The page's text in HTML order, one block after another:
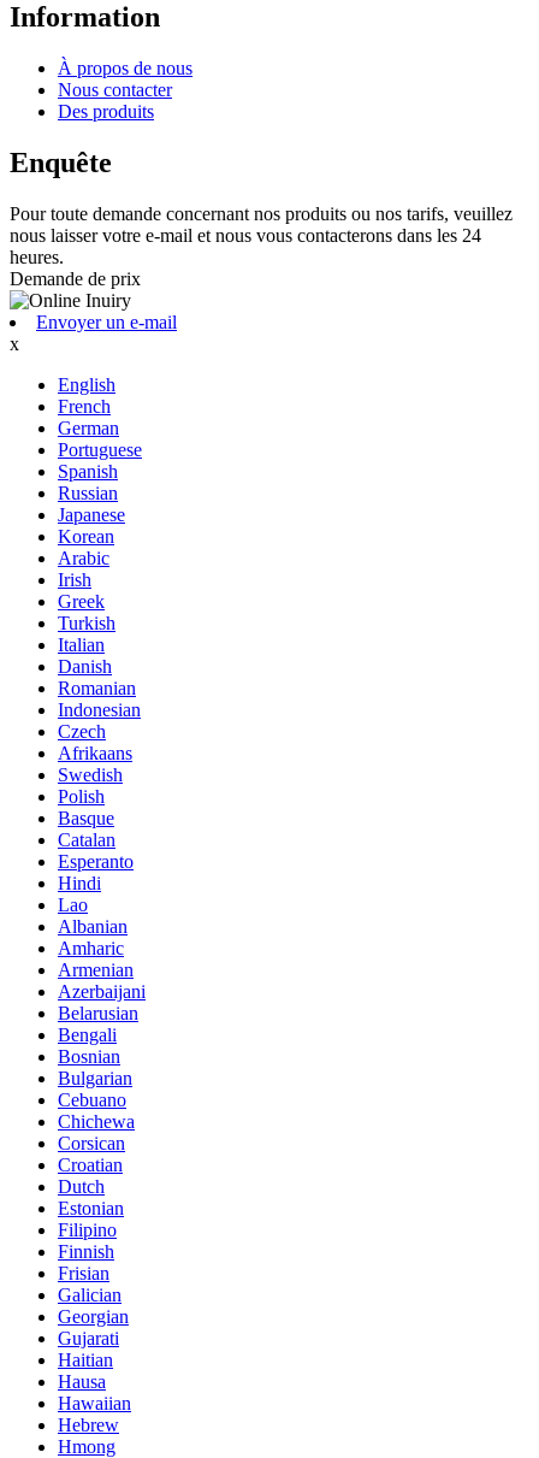
Information
À propos de nous
Nous contacter
Des produits
Enquête
Pour toute demande concernant nos produits ou nos tarifs, veuillez
nous laisser votre e-mail et nous vous contacterons dans les 24
heures.
Demande de prix
Envoyer un e-mail
x
English
French
German
Portuguese
Spanish
Russian
Japanese
Korean
Arabic
Irish
Greek
Turkish
Italian
Danish
Romanian
Indonesian
Czech
Afrikaans
Swedish
Polish
Basque
Catalan
Esperanto
Hindi
Lao
Albanian
Amharic
Armenian
Azerbaijani
Belarusian
Bengali
Bosnian
Bulgarian
Cebuano
Chichewa
Corsican
Croatian
Dutch
Estonian
Filipino
Finnish
Frisian
Galician
Georgian
Gujarati
Haitian
Hausa
Hawaiian
Hebrew
Hmong